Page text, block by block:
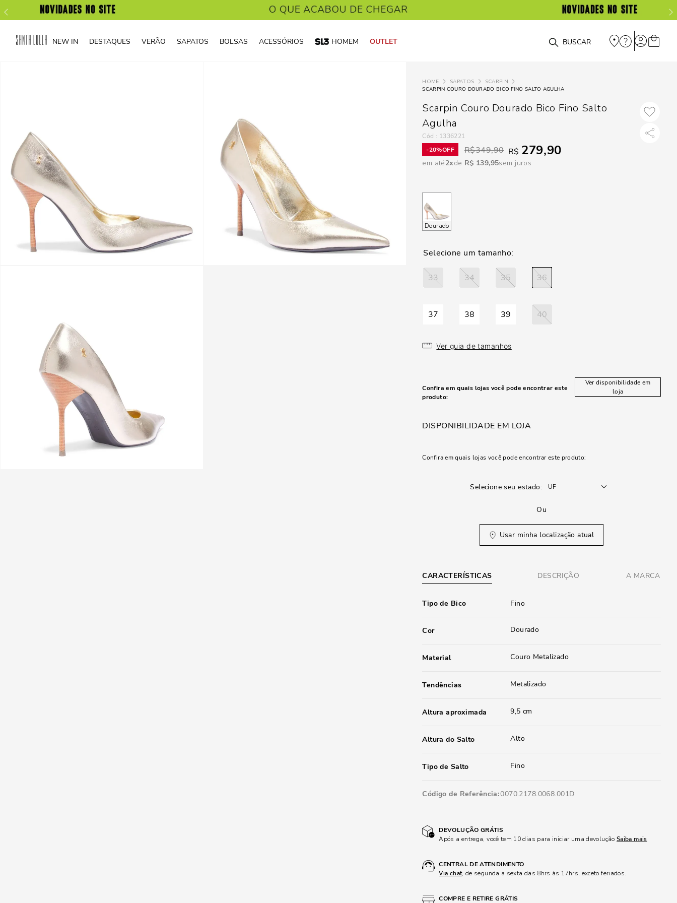
NEW IN DESTAQUES VERÃO SAPATOS BOLSAS ACESSÓRIOS HOMEM OUTLET O que você está procurando?
SAPATOS
SCARPIN
SCARPIN COURO DOURADO BICO FINO SALTO AGULHA
Scarpin Couro Dourado Bico Fino Salto
Agulha
: 1336221
20%
R$349,90 R$ 279,90
em até2 R$ 139,95sem juros
Dourado
33 34 35 36
37 38 39 40
Ver guia de tamanhos
Confira em quais lojas você pode encontrar este
produto:
Ver disponibilidade em
loja
DISPONIBILIDADE EM LOJA
Confira em quais lojas você pode encontrar este produto:
Selecione seu estado:
Ou
Usar minha localização atual
CARACTERÍSTICAS DESCRIÇÃO A MARCA
Tipo de Bico Fino
Cor Dourado
Material Couro Metalizado
Tendências Metalizado
Altura aproximada 9,5 cm
Altura do Salto Alto
Tipo de Salto Fino
Código de Referência 0070.2178.0068.001D
DEVOLUÇÃO GRÁTIS
Após a entrega, você tem 10 dias para iniciar uma devolução Saiba mais
CENTRAL DE ATENDIMENTO
Via chat, de segunda a sexta das 8hrs às 17hrs, exceto feriados.
COMPRE E RETIRE GRÁTIS